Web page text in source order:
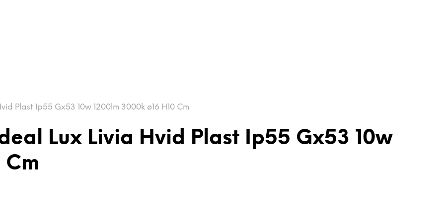
Plast Ip55 Gx53 10w 1200lm 3000k ø16 H10 Cm
Lux Livia Hvid Plast Ip55 Gx53 10w
Cm